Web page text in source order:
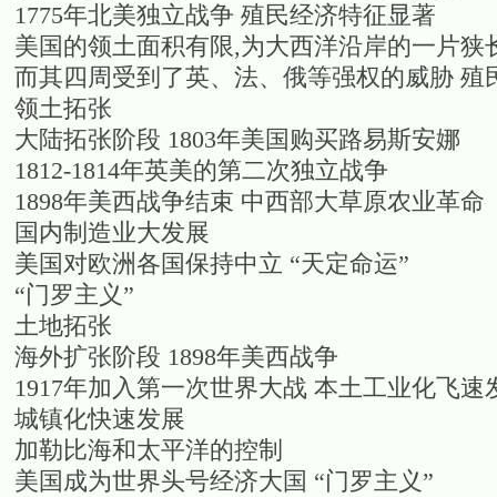
1775年北美独立战争 殖民经济特征显著
美国的领土面积有限,为大西洋沿岸的一片狭
而其四周受到了英、法、俄等强权的威胁 殖
领土拓张
大陆拓张阶段 1803年美国购买路易斯安娜
1812-1814年英美的第二次独立战争
1898年美西战争结束 中西部大草原农业革命
国内制造业大发展
美国对欧洲各国保持中立 “天定命运”
“门罗主义”
土地拓张
海外扩张阶段 1898年美西战争
1917年加入第一次世界大战 本土工业化飞速
城镇化快速发展
加勒比海和太平洋的控制
美国成为世界头号经济大国 “门罗主义”